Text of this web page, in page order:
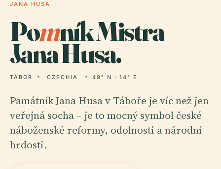
JANA HUSA
Pomník Mistra
Jana Husa.
TÁBOR CZECHIA 49° N · 14° E
Památník Jana Husa v Táboře je víc než jen
veřejná socha – je to mocný symbol české
náboženské reformy, odolnosti a národní
hrdosti.